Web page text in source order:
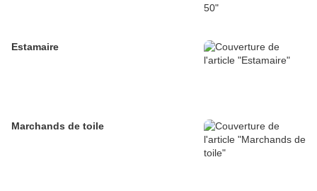
Estamaire
Marchands de toile